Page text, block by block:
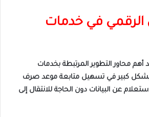
الرقمي في خدمات
محاور التطوير المرتبطة بخدمات
كبير في تسهيل متابعة موعد صرف
يوليو 2026 والاستعلام عن البيانات دون الحاجة للانتقال إلى